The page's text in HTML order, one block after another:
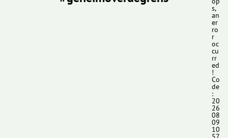
s,
an
er
ro
r
oc
cu
rr
ed
!
Co
de
:
20
26
08
09
10